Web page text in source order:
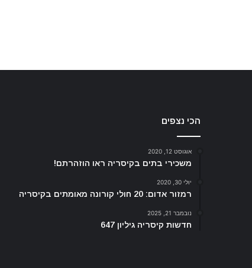
הכי נצפים
אוגוסט 12, 2020
משכירי בתים בקיסריה ראו הוזהרתם!
יולי 30, 2020
רמזור אדום: 20 חולי קורונה מאומתים בקיסריה
נובמבר 21, 2025
חדשות קיסריה גיליון 647